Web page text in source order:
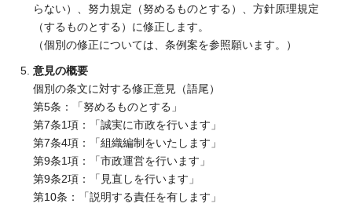
らない）、努力規定（努めるものとする）、方針原理規定
（するものとする）に修正します。
（個別の修正については、条例案を参照願います。）
意見の概要
個別の条文に対する修正意見（語尾）
第5条：「努めるものとする」
第7条1項：「誠実に市政を行います」
第7条4項：「組織編制をいたします」
第9条1項：「市政運営を行います」
第9条2項：「見直しを行います」
第10条：「説明する責任を有します」